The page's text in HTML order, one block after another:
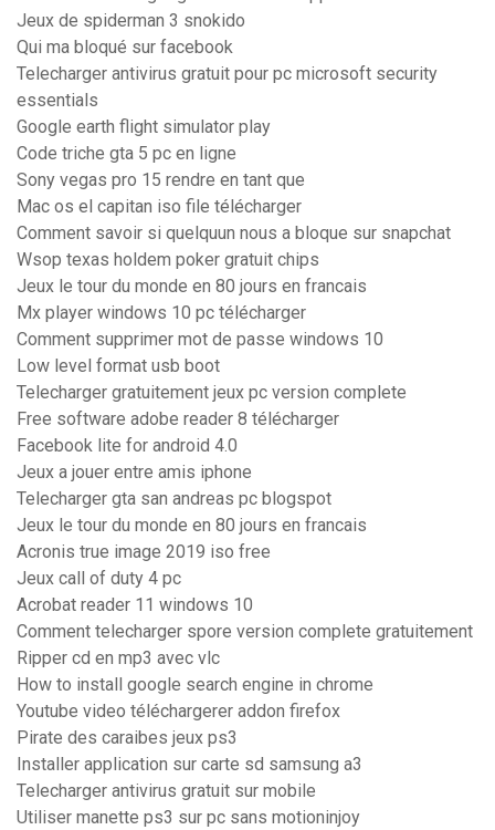
Jeux de spiderman 3 snokido
Qui ma bloqué sur facebook
Telecharger antivirus gratuit pour pc microsoft security
essentials
Google earth flight simulator play
Code triche gta 5 pc en ligne
Sony vegas pro 15 rendre en tant que
Mac os el capitan iso file télécharger
Comment savoir si quelquun nous a bloque sur snapchat
Wsop texas holdem poker gratuit chips
Jeux le tour du monde en 80 jours en francais
Mx player windows 10 pc télécharger
Comment supprimer mot de passe windows 10
Low level format usb boot
Telecharger gratuitement jeux pc version complete
Free software adobe reader 8 télécharger
Facebook lite for android 4.0
Jeux a jouer entre amis iphone
Telecharger gta san andreas pc blogspot
Jeux le tour du monde en 80 jours en francais
Acronis true image 2019 iso free
Jeux call of duty 4 pc
Acrobat reader 11 windows 10
Comment telecharger spore version complete gratuitement
Ripper cd en mp3 avec vlc
How to install google search engine in chrome
Youtube video téléchargerer addon firefox
Pirate des caraibes jeux ps3
Installer application sur carte sd samsung a3
Telecharger antivirus gratuit sur mobile
Utiliser manette ps3 sur pc sans motioninjoy